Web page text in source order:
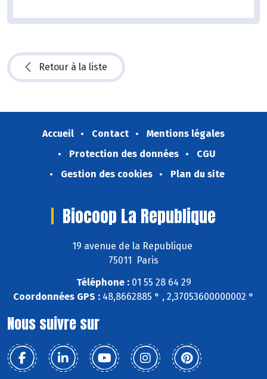
Retour à la liste
Accueil Contact
Mentions légales
Protection des données
CGU
Gestion des cookies
Plan du site
Biocoop La Republique
19 avenue de la Republique
75011 Paris
Téléphone :01 55 28 64 29
Coordonnées GPS : 48,8662885 ° , 2,37053600000002 °
Nous suivre sur